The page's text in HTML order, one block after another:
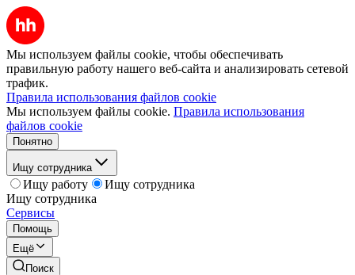
Мы используем файлы cookie, чтобы обеспечивать
правильную работу нашего веб-сайта и анализировать сетевой
трафик.
Правила использования файлов cookie
Мы используем файлы cookie. Правила использования
файлов cookie
Понятно
Ищу сотрудника
Ищу работу
Ищу сотрудника
Ищу сотрудника
Сервисы
Помощь
Ещё
Поиск